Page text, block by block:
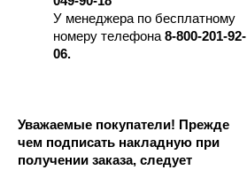
У менеджера по бесплатному
номеру телефона 8-800-201-92-
06.
Уважаемые покупатели! Прежде
чем подписать накладную при
получении заказа, следует